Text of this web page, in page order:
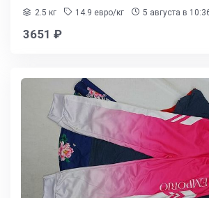
2.5 кг 14.9 евро/кг 5 августа в
3651 ₽